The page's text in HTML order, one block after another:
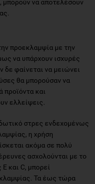
μπορούν να αποτελέσουν
προεκλαμψία με την
να υπάρχουν ισχυρές
φαίνεται να μειώνει
θα μπορούσαν να
προϊόντα και
ελλείψεις.
στρες ενδεχομένως
η χρήση
ακόμα σε πολύ
ασχολούνται με το
και C, μπορεί
Τα έως τώρα